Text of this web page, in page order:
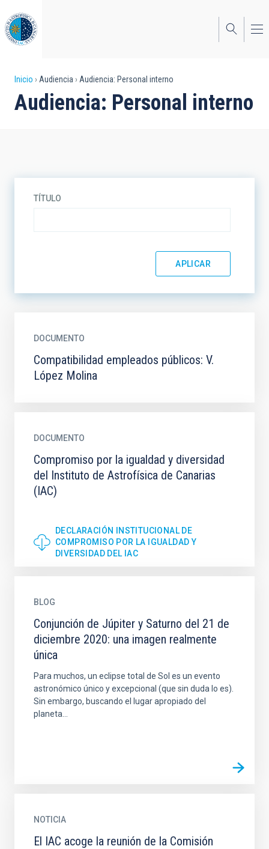
al
contenido
principal
Sobrescribir
enlaces
navegación
Inicio Audiencia Audiencia: Personal interno
Audiencia: Personal interno
TÍTULO
DOCUMENTO
Compatibilidad empleados públicos: V.
López Molina
DOCUMENTO
Compromiso por la igualdad y diversidad
del Instituto de Astrofísica de Canarias
(IAC)
DECLARACIÓN INSTITUCIONAL DE
COMPROMISO POR LA IGUALDAD Y
DIVERSIDAD DEL IAC
BLOG
Conjunción de Júpiter y Saturno del 21 de
diciembre 2020: una imagen realmente
única
Para muchos, un eclipse total de Sol es un evento
astronómico único y excepcional (que sin duda lo es).
Sin embargo, buscando el lugar apropiado del
planeta...
NOTICIA
El IAC acoge la reunión de la Comisión